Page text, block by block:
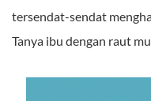
tersendat-sendat
Tanya ibu dengan raut